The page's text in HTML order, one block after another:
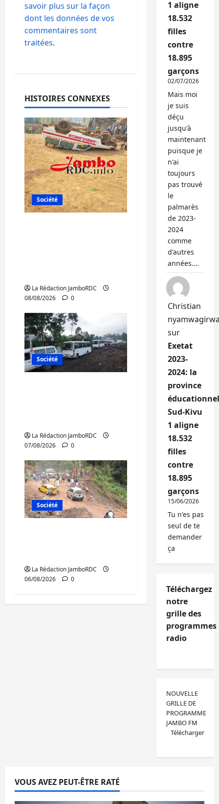
savoir plus sur la façon
dont les données de vos
commentaires sont
traitées.
HISTOIRES CONNEXES
Société
La Rédaction JamboRDC
08/08/2026
0
Société
La Rédaction JamboRDC
07/08/2026
0
Société
La Rédaction JamboRDC
06/08/2026
0
1 aligne
18.532
filles
contre
18.895
garçons
02/07/2026
Mais moi
je suis
déçu
jusqu'à
maintenant
puisque je
n'ai
toujours
pas trouvé
le
palmarès
de 2023-
2024
comme
d'autres
années.…
Christian
sur
Exetat
2023-
2024: la
province
Sud-Kivu
1 aligne
18.532
filles
contre
18.895
garçons
15/06/2026
Tu n'es pas
seul de te
demander
ça
Téléchargez
notre
grille des
programmes
radio
NOUVELLE
GRILLE DE
PROGRAMME
JAMBO FM
Télécharger
VOUS AVEZ PEUT-ÊTRE RATÉ